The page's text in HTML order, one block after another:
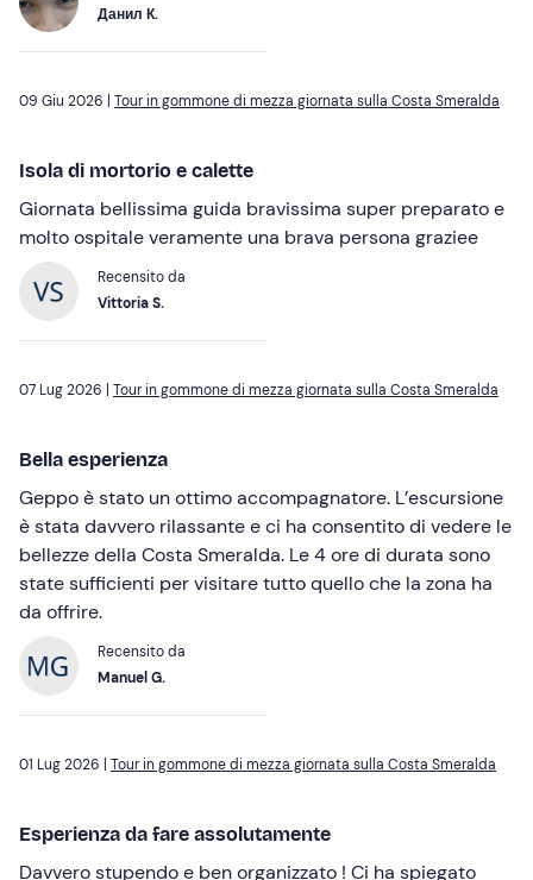
Данил К.
09 Giu 2026 | Tour in gommone di mezza giornata sulla Costa Smeralda
Isola di mortorio e calette
Giornata bellissima guida bravissima super preparato e
molto ospitale veramente una brava persona graziee
Recensito da
Vittoria S.
07 Lug 2026 | Tour in gommone di mezza giornata sulla Costa Smeralda
Bella esperienza
Geppo è stato un ottimo accompagnatore. L’escursione
è stata davvero rilassante e ci ha consentito di vedere le
bellezze della Costa Smeralda. Le 4 ore di durata sono
state sufficienti per visitare tutto quello che la zona ha
da offrire.
Recensito da
Manuel G.
01 Lug 2026 | Tour in gommone di mezza giornata sulla Costa Smeralda
Esperienza da fare assolutamente
Davvero stupendo e ben organizzato ! Ci ha spiegato